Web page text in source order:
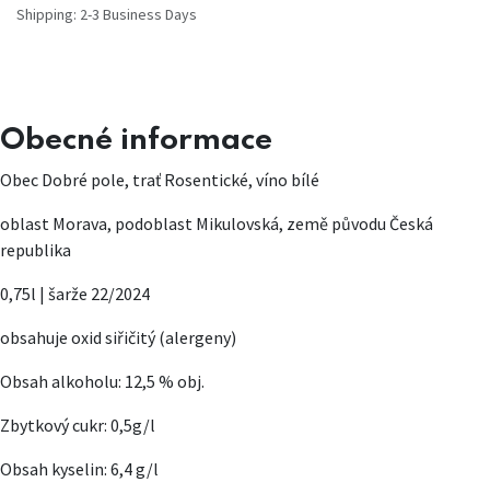
Shipping: 2-3 Business Days
Obecné informace
Obec Dobré pole, trať Rosentické, víno bílé
oblast Morava, podoblast Mikulovská, země původu Česká
republika
0,75l | šarže 22/2024
obsahuje oxid siřičitý (alergeny)
Obsah alkoholu: 12,5 % obj.
Zbytkový cukr: 0,5g/l
Obsah kyselin: 6,4 g/l